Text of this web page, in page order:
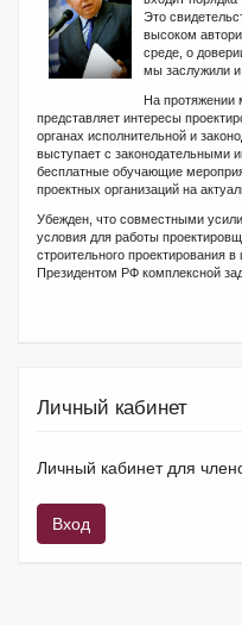
Это
высоком
среде, о
мы заслужили
На протяжении
представляет интересы
органах исполнительной и
выступает с законодательными
бесплатные обучающие
проектных организаций на
Убежден, что совместными
условия для работы
строительного проектирования
Президентом РФ комплексной
Личный кабинет
Личный кабинет для
Вход